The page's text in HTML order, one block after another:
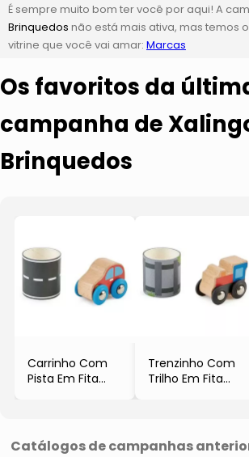
É sempre muito bom ter você por aqui! A
Brinquedos não está mais ativa, mas temos
vitrine que você vai amar: Marcas
Os favoritos da
campanha de
Brinquedos
Carrinho Com
Pista Em Fita
Trenzinho Com
Trilho Em Fita
Catálogos de campanhas